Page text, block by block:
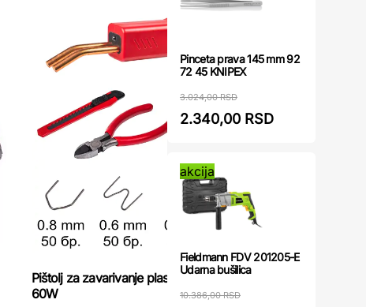
Pištolj za zavarivanje plastike RD-HSPW01
60W
Pinceta prava 145 mm 92
72 45 KNIPEX
3.024,00 RSD
2.340,00 RSD
akcija
Fieldmann FDV 201205-E
Udarna bušilica
10.386,00 RSD